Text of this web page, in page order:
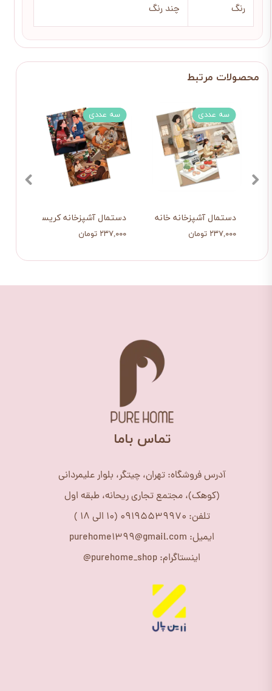
رنگ چند رنگ
دستمال آشپزخانه کریسمس
۲۳۷,۰۰۰ تومان
سه عددی
دستمال آشپزخانه خانه مدرن
۲۳۷,۰۰۰ تومان
سه عددی
​تماس باما
آدرس فروشگاه: تهران، چیتگر، بلوار علیمردانی
(کوهک)، مجتمع تجاری ریحانه، طبقه اول
تلفن: 09195539970 (10 الی 18 )
ایمیل: purehome1399@gmail.com
اینستاگرام: purehome_shop@